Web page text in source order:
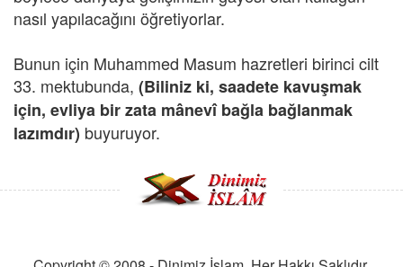
nasıl yapılacağını öğretiyorlar.
Bunun için Muhammed Masum hazretleri birinci cilt
33. mektubunda, (Biliniz ki, saadete kavuşmak
için, evliya bir zata mânevî bağla bağlanmak
lazımdır) buyuruyor.